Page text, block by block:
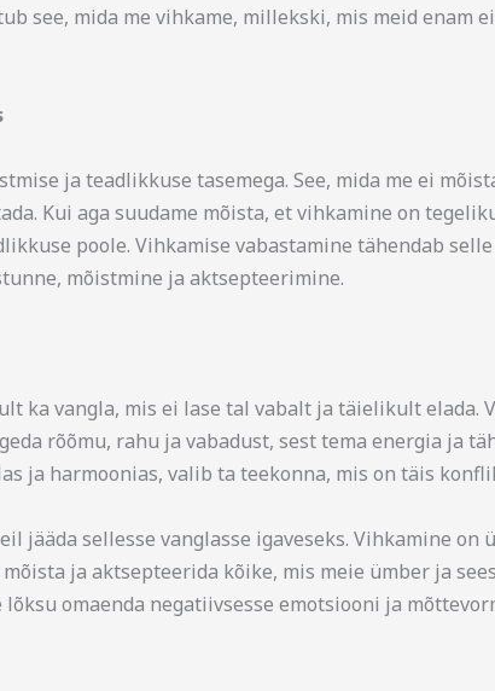
see, mida me vihkame, millekski, mis meid enam
ja teadlikkuse tasemega. See, mida me ei
Kui aga suudame mõista, et vihkamine on
poole. Vihkamise vabastamine tähendab
mõistmine ja aktsepteerimine.
ka vangla, mis ei lase tal vabalt ja täielikult elada.
rõõmu, rahu ja vabadust, sest tema energia ja
ja harmoonias, valib ta teekonna, mis on täis
jääda sellesse vanglasse igaveseks. Vihkamine on
ja aktsepteerida kõike, mis meie ümber ja
omaenda negatiivsesse emotsiooni ja